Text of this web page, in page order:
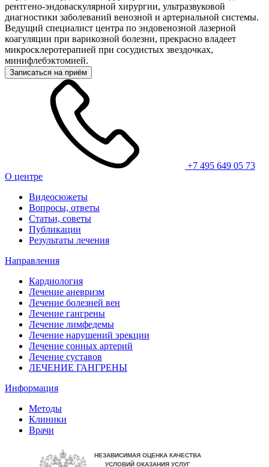
рентгено-эндоваскулярной хирургии, ультразвуковой
диагностики заболеваний венозной и артериальной системы.
Ведущий специалист центра по эндовенозной лазерной
коагуляции при варикозной болезни, прекрасно владеет
микросклеротерапией при сосудистых звездочках,
минифлебэктомией.
Записаться на приём
+7 495 649 05 73
О центре
Видеосюжеты
Вопросы, ответы
Статьи, советы
Публикации
Результаты лечения
Направления
Кардиология
Лечение аневризм
Лечение болезней вен
Лечение гангрены
Лечение лимфедемы
Лечение нарушений эрекции
Лечение сонных артерий
Лечение суставов
ЛЕЧЕНИЕ ГАНГРЕНЫ
Информация
Методы
Клиники
Врачи